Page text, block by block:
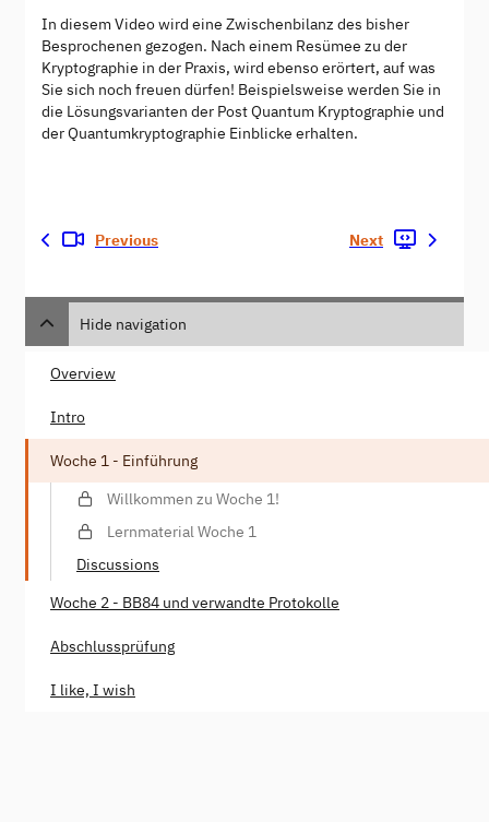
In diesem Video wird eine Zwischenbilanz des bisher
Besprochenen gezogen. Nach einem Resümee zu der
Kryptographie in der Praxis, wird ebenso erörtert, auf was
Sie sich noch freuen dürfen! Beispielsweise werden Sie in
die Lösungsvarianten der Post Quantum Kryptographie und
der Quantumkryptographie Einblicke erhalten.
Previous Next
Hide navigation
Overview
Intro
Woche 1 - Einführung
Willkommen zu Woche 1!
Lernmaterial Woche 1
Discussions
Woche 2 - BB84 und verwandte Protokolle
Abschlussprüfung
I like, I wish